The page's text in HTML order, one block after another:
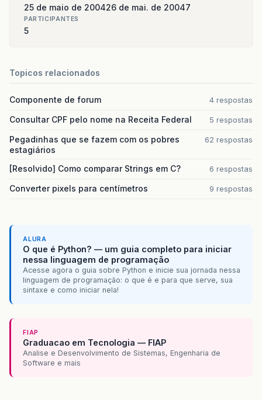
25 de maio de 200426 de mai. de 20047
PARTICIPANTES
5
Topicos relacionados
Componente de forum 4 respostas
Consultar CPF pelo nome na Receita Federal 5 respostas
Pegadinhas que se fazem com os pobres
estagiários
62 respostas
[Resolvido] Como comparar Strings em C? 6 respostas
Converter pixels para centímetros 9 respostas
ALURA
O que é Python? — um guia completo para iniciar
nessa linguagem de programação
Acesse agora o guia sobre Python e inicie sua jornada nessa
linguagem de programação: o que é e para que serve, sua
sintaxe e como iniciar nela!
FIAP
Graduacao em Tecnologia — FIAP
Analise e Desenvolvimento de Sistemas, Engenharia de
Software e mais